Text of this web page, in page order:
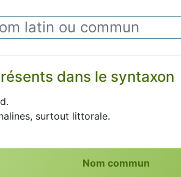
dans le syntaxon
surtout littorale.
Nom commun